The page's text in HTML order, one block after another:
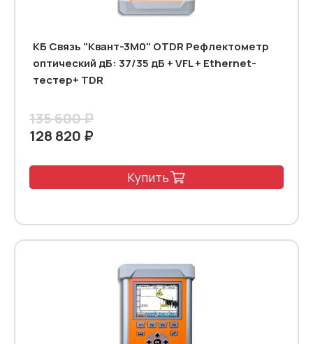
КБ Связь "Квант-3М0" OTDR Рефлектометр
оптический дБ: 37/35 дБ + VFL + Ethernet-
тестер+ TDR
135 600 ₽
128 820 ₽
Купить